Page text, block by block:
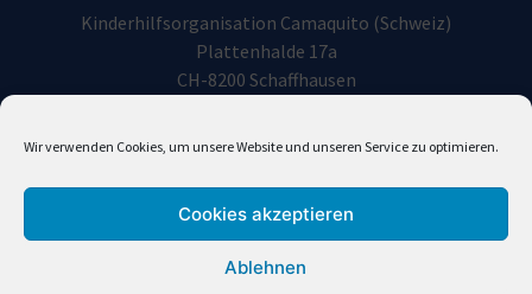
Wir verwenden Cookies, um unsere Website und unseren Service zu optimieren.
Cookies akzeptieren
Ablehnen
Kinderhilfsorganisation Camaquito (Schweiz)
Plattenhalde 17a
CH-8200 Schaffhausen
Kinderhilfsorganisation Camaquito Deutschland e.V.
München